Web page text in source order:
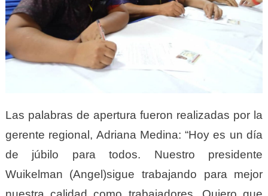
Las palabras de apertura fueron realizadas por la
gerente regional, Adriana Medina: “Hoy es un día
de júbilo para todos. Nuestro presidente
Wuikelman (Angel)sigue trabajando para mejor